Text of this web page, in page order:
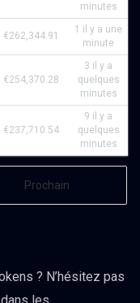
Prochain
minutes
€262,344.91
1 il y a une
minute
€254,370.28
3 il y a
quelques
minutes
€237,710.54
9 il y a
quelques
minutes
? N’hésitez pas